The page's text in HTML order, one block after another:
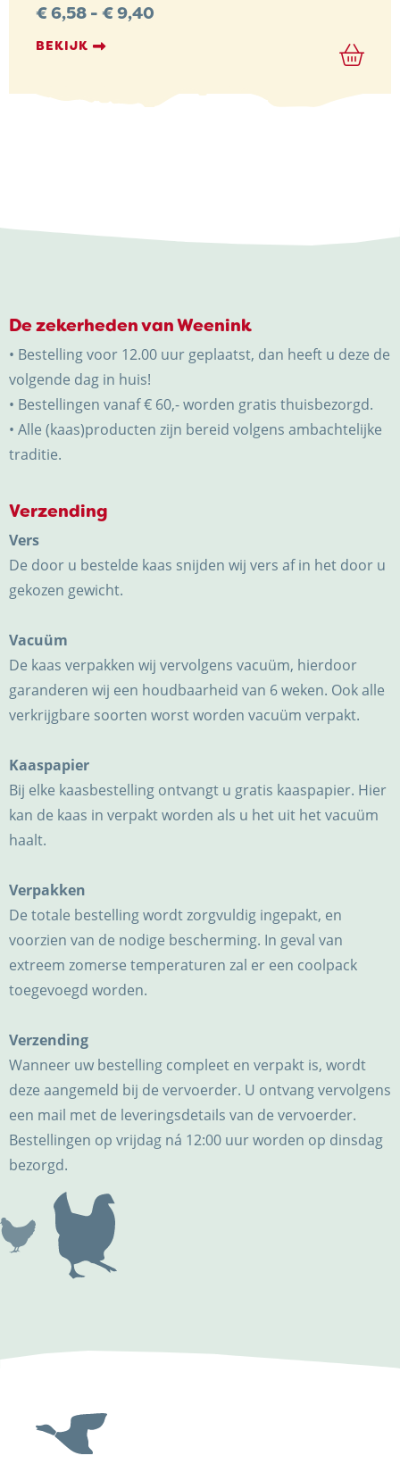
€6,58 - €9,40
BEKIJK
De zekerheden van Weenink
• Bestelling voor 12.00 uur geplaatst, dan heeft u deze de
volgende dag in huis!
• Bestellingen vanaf € 60,- worden gratis thuisbezorgd.
• Alle (kaas)producten zijn bereid volgens ambachtelijke
traditie.
Verzending
Vers
De door u bestelde kaas snijden wij vers af in het door u
gekozen gewicht.
Vacuüm
De kaas verpakken wij vervolgens vacuüm, hierdoor
garanderen wij een houdbaarheid van 6 weken. Ook alle
verkrijgbare soorten worst worden vacuüm verpakt.
Kaaspapier
Bij elke kaasbestelling ontvangt u gratis kaaspapier. Hier
kan de kaas in verpakt worden als u het uit het vacuüm
haalt.
Verpakken
De totale bestelling wordt zorgvuldig ingepakt, en
voorzien van de nodige bescherming. In geval van
extreem zomerse temperaturen zal er een coolpack
toegevoegd worden.
Verzending
Wanneer uw bestelling compleet en verpakt is, wordt
deze aangemeld bij de vervoerder. U ontvang vervolgens
een mail met de leveringsdetails van de vervoerder.
Bestellingen op vrijdag ná 12:00 uur worden op dinsdag
bezorgd.